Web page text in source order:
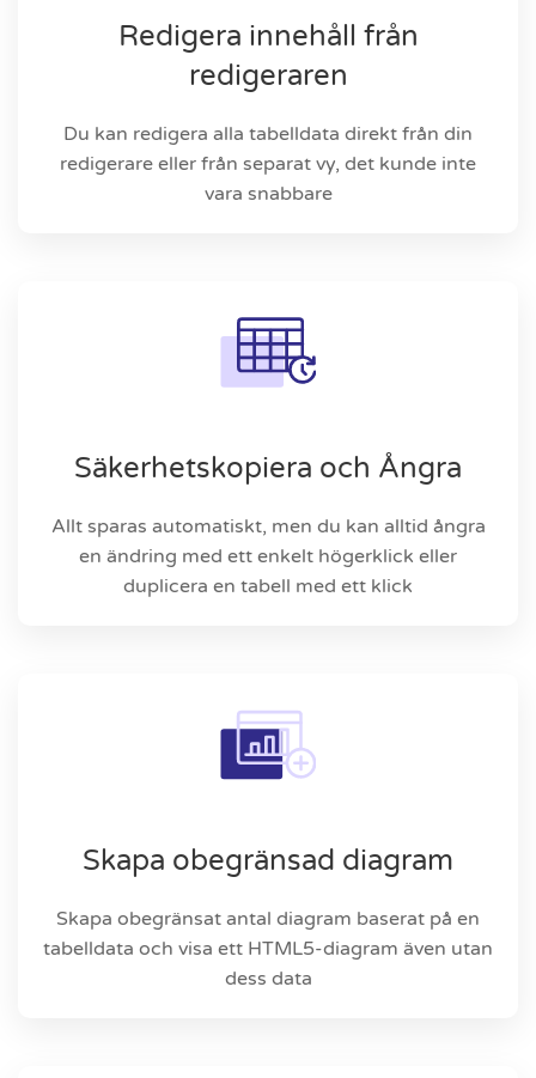
Redigera innehåll från
redigeraren
Du kan redigera alla tabelldata direkt från din
redigerare eller från separat vy, det kunde inte
vara snabbare
Säkerhetskopiera och Ångra
Allt sparas automatiskt, men du kan alltid ångra
en ändring med ett enkelt högerklick eller
duplicera en tabell med ett klick
Skapa obegränsad diagram
Skapa obegränsat antal diagram baserat på en
tabelldata och visa ett HTML5-diagram även utan
dess data